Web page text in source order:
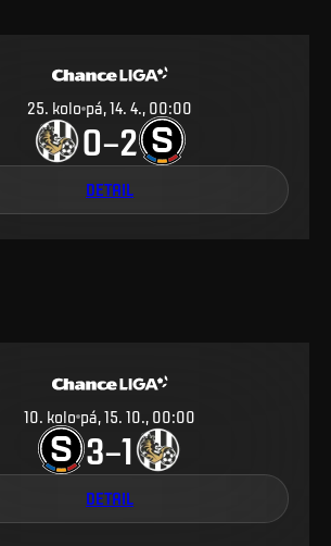
25. kolo pá, 14. 4., 00:00
0–2
DETAIL
10. kolo pá, 15. 10., 00:00
3–1
DETAIL